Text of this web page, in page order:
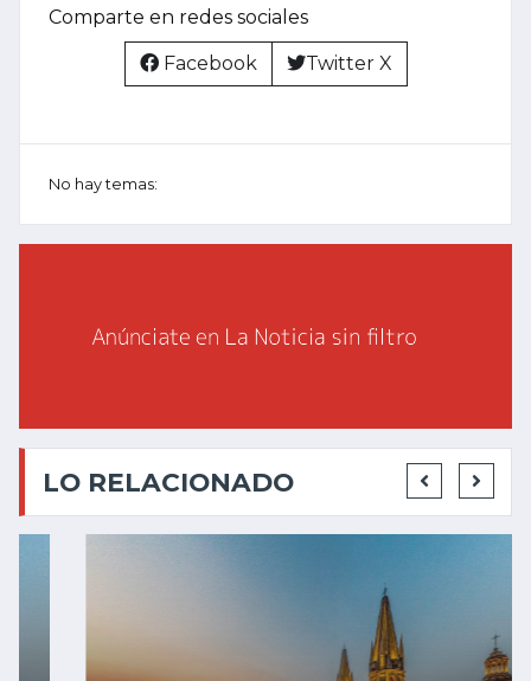
Comparte en redes sociales
Facebook Twitter X
No hay temas:
LO RELACIONADO